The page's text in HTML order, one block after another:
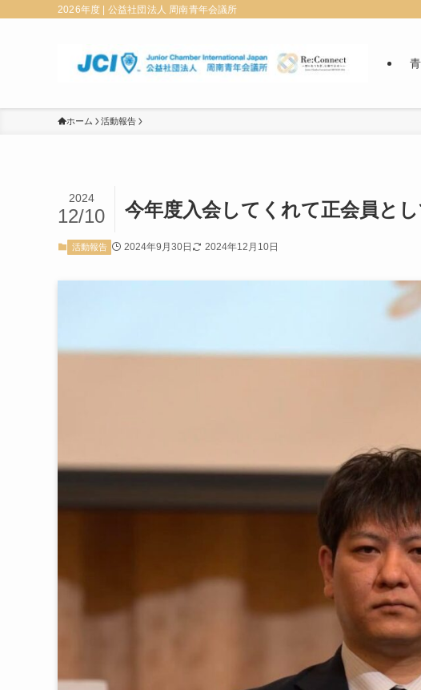
2026年度 | 公益社団法人 周南青年会議所
ホーム 活動報告
今年度入会してくれて正会員と
2024
12/10
活動報告 2024年9月30日 2024年12月10日